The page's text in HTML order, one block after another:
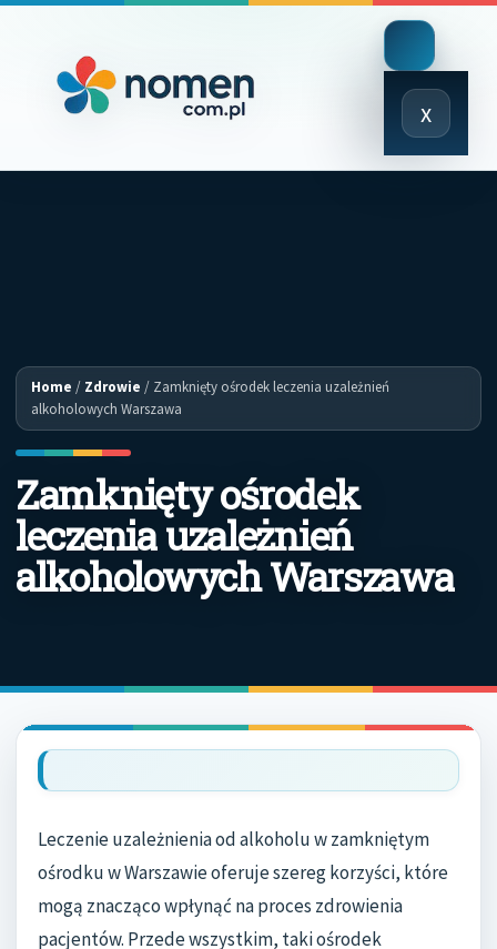
x
Close
Menu
Home / Zdrowie / Zamknięty ośrodek leczenia uzależnień
alkoholowych Warszawa
Zamknięty ośrodek
leczenia uzależnień
alkoholowych Warszawa
Leczenie uzależnienia od alkoholu w zamkniętym
ośrodku w Warszawie oferuje szereg korzyści, które
mogą znacząco wpłynąć na proces zdrowienia
pacjentów. Przede wszystkim, taki ośrodek